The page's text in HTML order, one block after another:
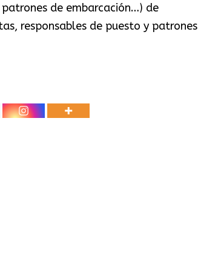
de embarcación…) de
responsables de puesto y patrones